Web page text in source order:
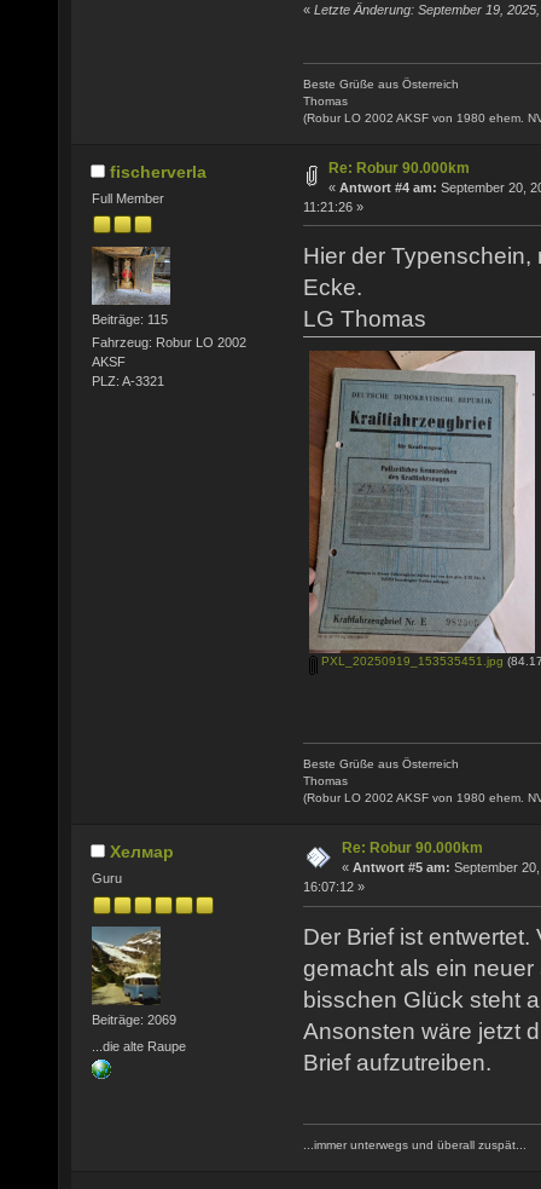
« Letzte Änderung: September 19,
Beste Grüße aus Österreich
Thomas
(Robur LO 2002 AKSF von 1980 ehem.
fischerverla
Full Member
Beiträge: 115
Fahrzeug: Robur LO 2002
AKSF
PLZ: A-3321
Re: Robur 90.000km
« Antwort #4 am: September 20,
11:21:26 »
Hier der
Ecke.
LG Thomas
PXL_20250919_153535451.jpg
Beste Grüße aus Österreich
Thomas
(Robur LO 2002 AKSF von 1980 ehem.
Хелмар
Guru
Beiträge: 2069
...die alte Raupe
Re: Robur 90.000km
« Antwort #5 am: September
16:07:12 »
Der Brief ist
gemacht als ein
bisschen Glück steht
Ansonsten wäre jetzt
Brief aufzutreiben.
...immer unterwegs und überall zuspät...